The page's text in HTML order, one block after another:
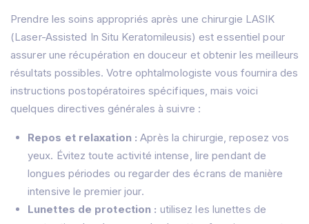
Prendre les soins appropriés après une chirurgie LASIK
(Laser-Assisted In Situ Keratomileusis) est essentiel pour
assurer une récupération en douceur et obtenir les meilleurs
résultats possibles. Votre ophtalmologiste vous fournira des
instructions postopératoires spécifiques, mais voici
quelques directives générales à suivre :
Repos et relaxation : Après la chirurgie, reposez vos
yeux. Évitez toute activité intense, lire pendant de
longues périodes ou regarder des écrans de manière
intensive le premier jour.
Lunettes de protection : utilisez les lunettes de